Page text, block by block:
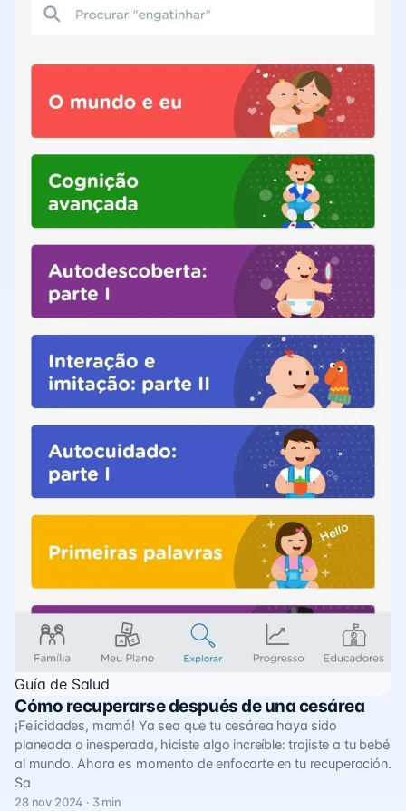
Guía de Salud
Cómo recuperarse después de una cesárea
¡Felicidades, mamá! Ya sea que tu cesárea haya sido
planeada o inesperada, hiciste algo increíble: trajiste a tu bebé
al mundo. Ahora es momento de enfocarte en tu recuperación.
Sa
28 nov 2024 · 3 min